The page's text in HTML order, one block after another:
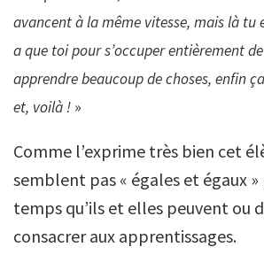
avancent à la même vitesse, mais là tu
a que toi pour s’occuper entièrement
apprendre beaucoup de choses, enfin
et, voilà ! »
Comme l’exprime très bien cet
semblent pas « égales et égaux
temps qu’ils et elles peuvent ou
consacrer aux apprentissages.